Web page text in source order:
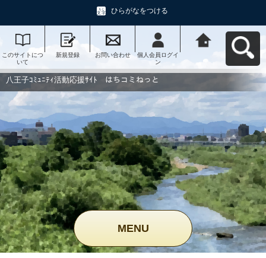
ひらがなをつける
このサイトにつ
いて
新規登録 お問い合わせ
個人会員ログイ
ン
動応援ｻｲﾄ はち
コミねっとへ戻
八王子ｺﾐｭﾆﾃｨ活動応援ｻｲﾄ はちコミねっと
MENU